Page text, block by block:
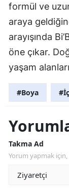
formül ve
araya
arayışında
öne çıkar.
yaşam
#Boya
Takma Ad
Yorum yapmak